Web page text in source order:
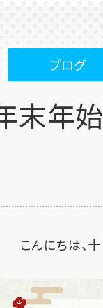
ブログ
年末
こんにちは、